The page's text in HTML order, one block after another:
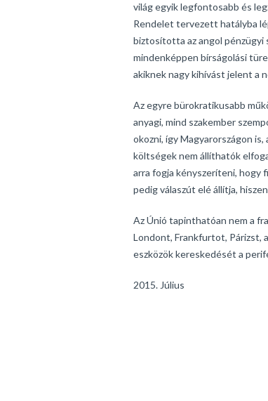
világ egyik legfontosabb és
Rendelet tervezett hatályba
biztosította az angol pénzügyi
mindenképpen bírságolási
akiknek nagy kihívást jelent a
Az egyre bürokratikusabb
anyagi, mind szakember
okozni, így Magyarországon
költségek nem állíthatók
arra fogja kényszeríteni, hogy
pedig válaszút elé állítja,
Az Únió tapinthatóan nem a
Londont, Frankfurtot, Párizst,
eszközök kereskedését a
2015. Július